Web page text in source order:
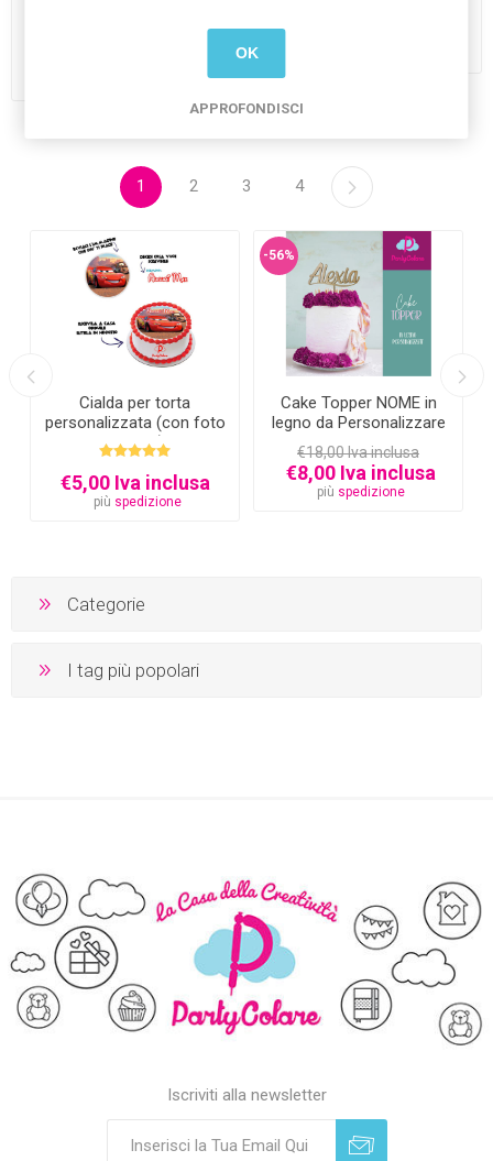
1 2 3 4
Cialda per torta
personalizzata (con foto
e testo)
€5,00 Iva inclusa
più spedizione
-56%
Cake Topper NOME in
legno da Personalizzare
€18,00 Iva inclusa
€8,00 Iva inclusa
più spedizione
Categorie
I tag più popolari
Iscriviti alla newsletter
OK
APPROFONDISCI